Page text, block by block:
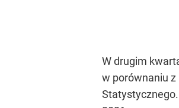
W drugim
w porównaniu z